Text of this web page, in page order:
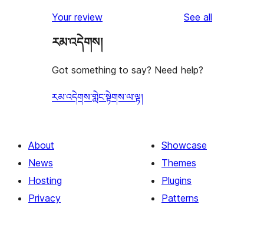
Your review See all
རམ་འདེགས།
Got something to say? Need help?
རམ་འདེགས་གླེང་སྟེགས་ལ་ལྟ།
About
News
Hosting
Privacy
Showcase
Themes
Plugins
Patterns